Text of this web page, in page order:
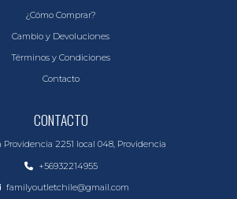
¿Cómo Comprar?
Cambio y Devoluciones
Términos y Condiciones
Contacto
CONTACTO
Providencia 2251 local 048, Providencia
+56932214955
familyoutletchile@gmail.com